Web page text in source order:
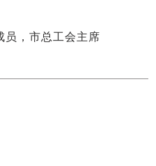
员，市总工会主席